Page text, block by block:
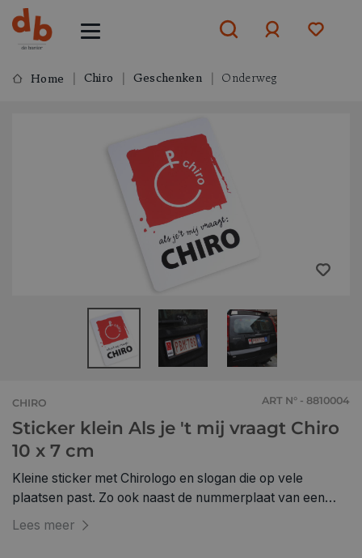
ofaanmelden
Home Chiro Geschenken Onderweg
CHIRO ART N° - 8810004
Sticker klein Als je 't mij vraagt Chiro
10 x 7 cm
Kleine sticker met Chirologo en slogan die op vele
plaatsen past. Zo ook naast de nummerplaat van een
auto.
Lees meer